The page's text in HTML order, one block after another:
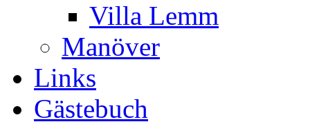
Villa Lemm
Manöver
Links
Gästebuch